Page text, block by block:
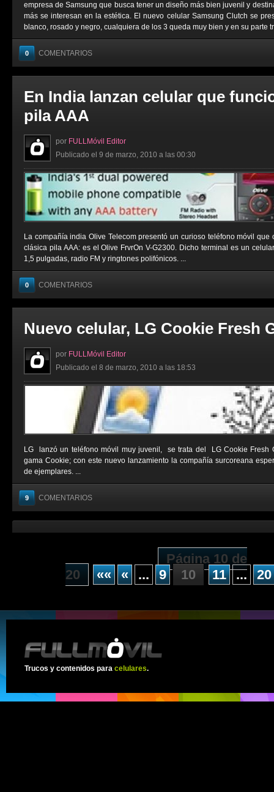
empresa de Samsung que busca tener un diseño más bien juvenil y
más se interesan en la estética. El nuevo celular Samsung Clutch se
blanco, rosado y negro, cualquiera de los 3 queda muy bien y en su parte
0 COMENTARIOS
En India lanzan celular que
pila AAA
por FULLMóvil Editor
Publicado el 9 de marzo, 2010 a las 00:30
La compañía india Olive Telecom presentó un curioso teléfono móvil
clásica pila AAA: es el Olive FrvrOn V-G2300. Dicho terminal es un
1,5 pulgadas, radio FM y ringtones polifónicos. ...
0 COMENTARIOS
Nuevo celular, LG Cookie Fresh
por FULLMóvil Editor
Publicado el 8 de marzo, 2010 a las 18:53
LG lanzó un teléfono móvil muy juvenil, se trata del LG Cookie Fresh
gama Cookie; con este nuevo lanzamiento la compañía surcoreana
de ejemplares. ...
9 COMENTARIOS
Página 10 de
20
«« « ... 9 10 11 ... 20
Trucos y contenidos para celulares.